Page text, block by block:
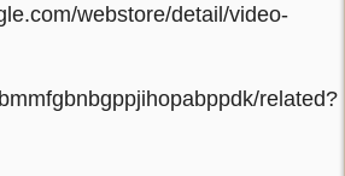
webstore/detail/video-
related?